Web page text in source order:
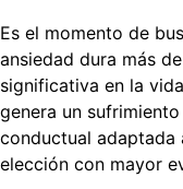
Es el momento de
ansiedad dura más
significativa en la
genera un
conductual adaptada
elección con mayor